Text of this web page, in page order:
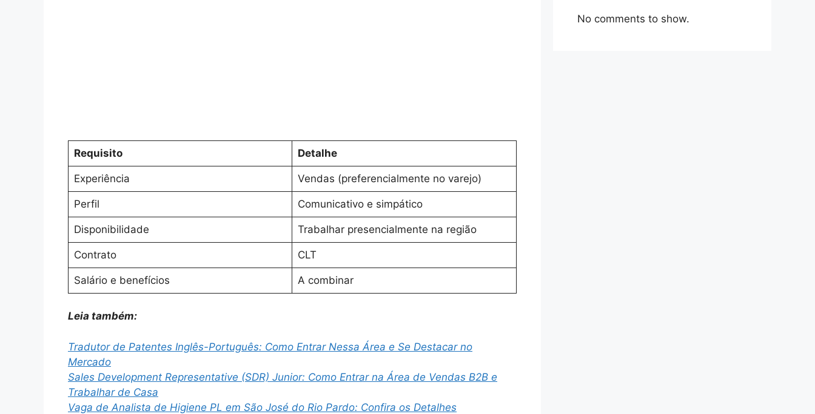
Requisito Detalhe
Experiência Vendas (preferencialmente no varejo)
Perfil Comunicativo e simpático
Disponibilidade Trabalhar presencialmente na região
Contrato CLT
Salário e benefícios A combinar
Leia também:
Tradutor de Patentes Inglês-Português: Como Entrar Nessa Área e Se Destacar no
Mercado
Sales Development Representative (SDR) Junior: Como Entrar na Área de Vendas B2B e
Trabalhar de Casa
Vaga de Analista de Higiene PL em São José do Rio Pardo: Confira os Detalhes
No comments to show.